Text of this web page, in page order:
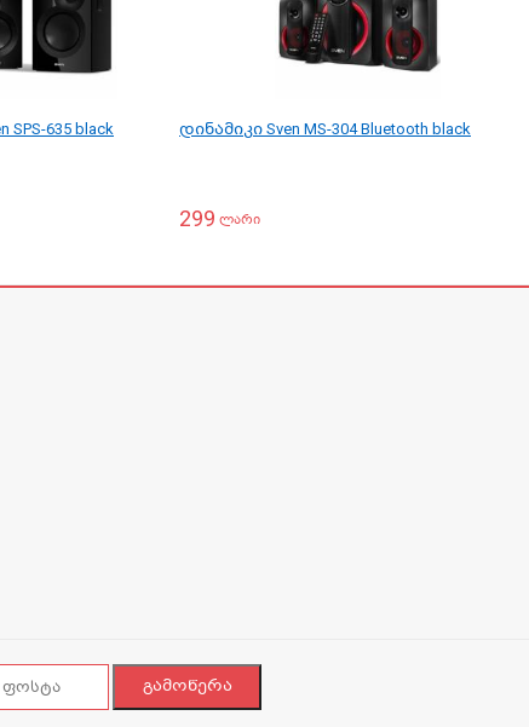
SPS-635 black დინამიკი Sven MS-304 Bluetooth black
299 ლარი